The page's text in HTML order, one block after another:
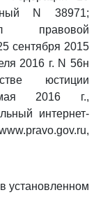
N 38971;
правовой
сентября 2015
2016 г. N 56н
юстиции
2016 г.,
интернет-
установленном